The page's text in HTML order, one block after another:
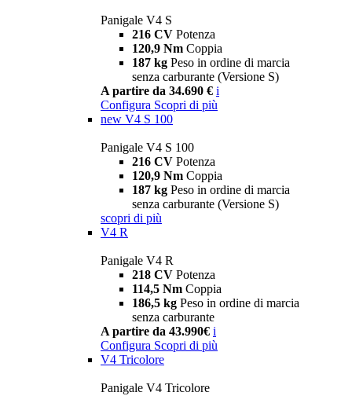
Panigale V4 S
216 CV Potenza
120,9 Nm Coppia
187 kg Peso in ordine di marcia
senza carburante (Versione S)
A partire da 34.690 € i
Configura Scopri di più
new V4 S 100
Panigale V4 S 100
216 CV Potenza
120,9 Nm Coppia
187 kg Peso in ordine di marcia
senza carburante (Versione S)
scopri di più
V4 R
Panigale V4 R
218 CV Potenza
114,5 Nm Coppia
186,5 kg Peso in ordine di marcia
senza carburante
A partire da 43.990€ i
Configura Scopri di più
V4 Tricolore
Panigale V4 Tricolore